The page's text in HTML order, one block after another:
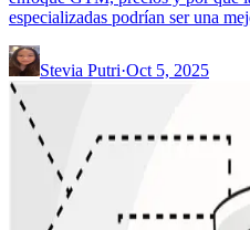
especializadas podrían ser una
Stevia Putri·Oct 5, 2025